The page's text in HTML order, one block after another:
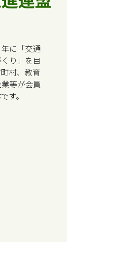
に「交通
り」を目
村、教育
等が会員
す。